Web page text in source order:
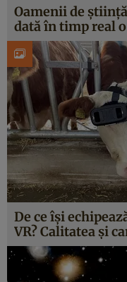
Oamenii de
dată în timp real
De ce își
VR? Calitatea și